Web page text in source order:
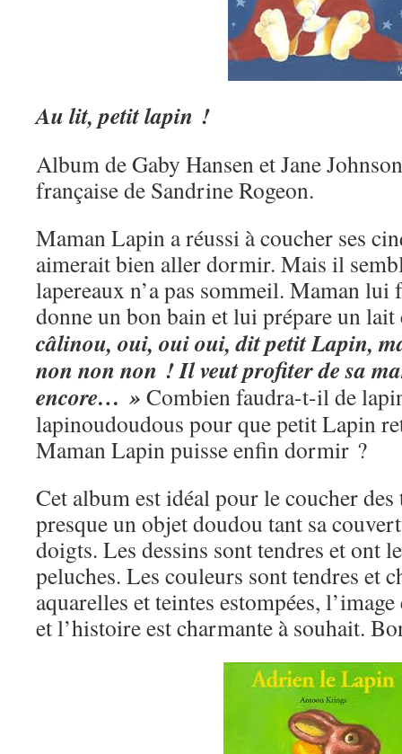
Au lit, petit lapin !
Album de Gaby Hansen et Jane
française de Sandrine Rogeon.
Maman Lapin a réussi à coucher ses
aimerait bien aller dormir. Mais il
lapereaux n’a pas sommeil. Maman
donne un bon bain et lui prépare un
câlinou, oui, oui oui, dit petit Lapin,
non non non ! Il veut profiter de sa
encore… » Combien faudra-t-il de
lapinoudoudous pour que petit Lapin
Maman Lapin puisse enfin dormir ?
Cet album est idéal pour le coucher des
presque un objet doudou tant sa
doigts. Les dessins sont tendres et ont
peluches. Les couleurs sont tendres et
aquarelles et teintes estompées,
et l’histoire est charmante à souhait.